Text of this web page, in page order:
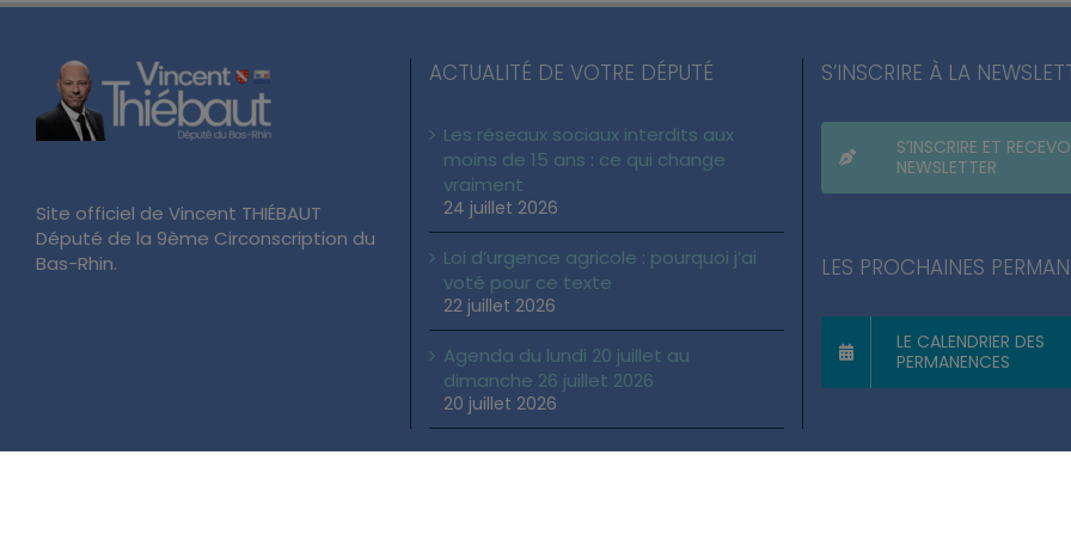
Site officiel de Vincent THIÉBAUT
Député de la 9ème Circonscription du
Bas-Rhin.
ACTUALITÉ DE VOTRE DÉPUTÉ
Les réseaux sociaux interdits aux
moins de 15 ans : ce qui change
vraiment
24 juillet 2026
Loi d’urgence agricole : pourquoi j’ai
voté pour ce texte
22 juillet 2026
Agenda du lundi 20 juillet au
dimanche 26 juillet 2026
20 juillet 2026
S’INSCRIRE À LA
S’INSCRIRE ET
NEWSLETTER
LES PROCHAINES
LE CALENDRIER DES
PERMANENCES